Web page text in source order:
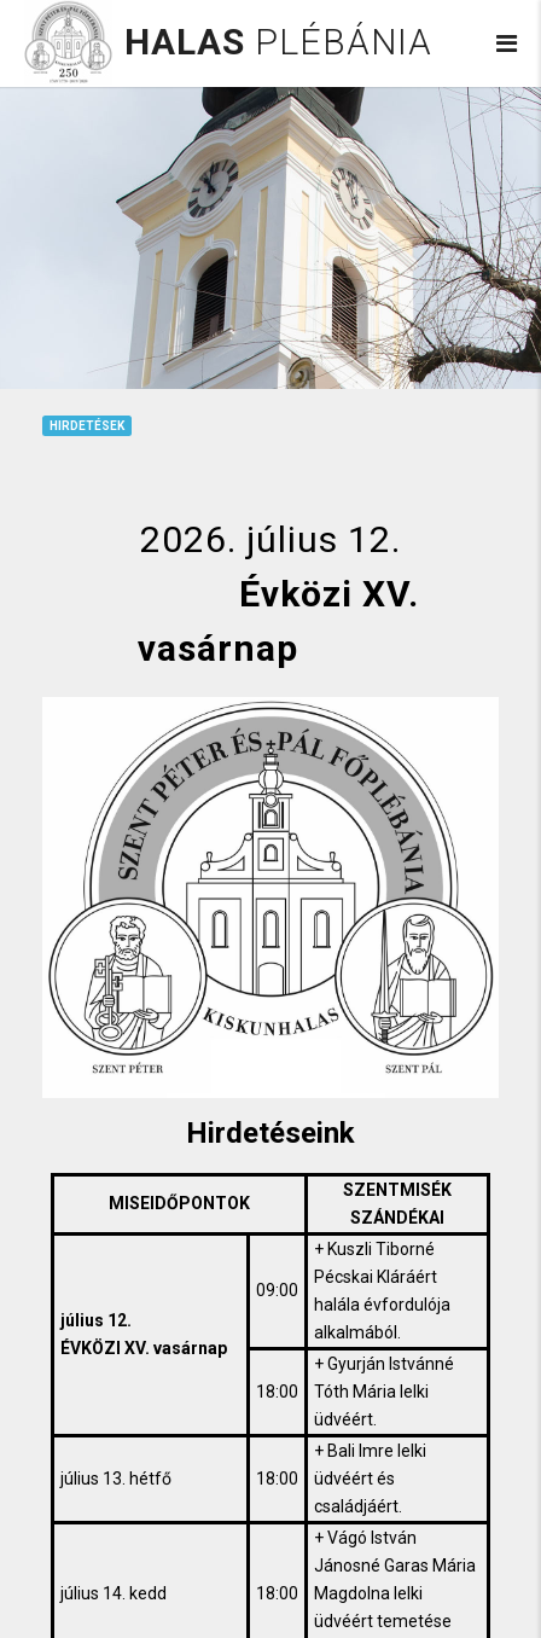
HALAS PLÉBÁNIA
HIRDETÉSEK
2026. július 12.
Évközi XV.
vasárnap
Hirdetéseink
MISEIDŐPONTOK
SZENTMISÉK
SZÁNDÉKAI
július 12.
ÉVKÖZI XV. vasárnap
09:00
+ Kuszli Tiborné
Pécskai Kláráért
halála évfordulója
alkalmából.
18:00
+ Gyurján Istvánné
Tóth Mária lelki
üdvéért.
július 13. hétfő 18:00
+ Bali Imre lelki
üdvéért és
családjáért.
július 14. kedd 18:00
+ Vágó István
Jánosné Garas Mária
Magdolna lelki
üdvéért temetése